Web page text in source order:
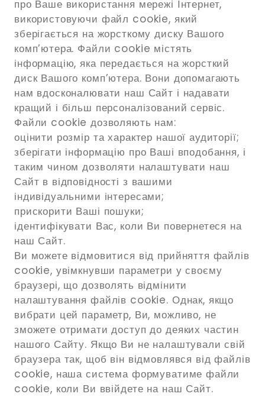
про Ваше використання мережі Інтернет,
використовуючи файл cookie, який
зберігається на жорсткому диску Вашого
комп’ютера. Файли cookie містять
інформацію, яка передається на жорсткий
диск Вашого комп’ютера. Вони допомагають
нам вдосконалювати наш Сайт і надавати
кращий і більш персоналізований сервіс.
Файли cookie дозволяють нам:
оцінити розмір та характер нашої аудиторії;
зберігати інформацію про Ваші вподобання, і
таким чином дозволяти налаштувати наш
Сайт в відповідності з вашими
індивідуальними інтересами;
прискорити Ваші пошуки;
ідентифікувати Вас, коли Ви повернетеся на
наш Сайт.
Ви можете відмовитися від прийняття файлів
cookie, увімкнувши параметри у своєму
браузері, що дозволять відмінити
налаштування файлів cookie. Однак, якщо
вибрати цей параметр, Ви, можливо, не
зможете отримати доступ до деяких частин
нашого Сайту. Якщо Ви не налаштували свій
браузера так, щоб він відмовлявся від файлів
cookie, наша система формуватиме файли
cookie, коли Ви ввійдете на наш Сайт.